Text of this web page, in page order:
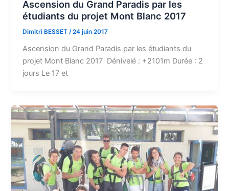
Ascension du Grand Paradis par les
étudiants du projet Mont Blanc 2017
Dimitri BESSET/24 juin 2017
Ascension du Grand Paradis par les étudiants du
projet Mont Blanc 2017 Dénivelé : +2101m Durée : 2
jours Le 17 et